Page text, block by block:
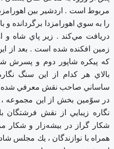
مربوط‌ است‌ . اردشير بين‌
را به‌ سوي‌ اهورامزدا
دريافت‌ مي‌كند . زير پاي‌ شاه‌ و
زمين‌ افكنده‌ شده‌ است‌ . بعد از
كه‌ پيكره‌ شاپور دوم‌ و پسرش‌
بالاي‌ هر كدام‌ از اين‌ سنگ‌
ساساني‌ صاحب‌ نقش‌ معرفي‌
در سوّمين‌ بخش‌ از اين‌ مجموعه‌ ،
نگاره‌ زيبايي‌ از نقش‌ فرشتگان‌
شكار گراز در بيشه‌زار و شكار
همراه‌ با نوازندگان‌ ، يك‌ مجلس‌